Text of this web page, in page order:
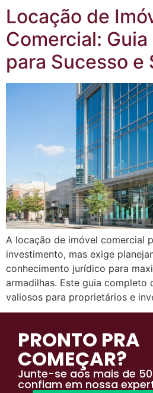
Locação de
Comercial:
para Sucesso e
A locação de imóvel comercial
investimento, mas exige
conhecimento jurídico para
armadilhas. Este guia completo
valiosos para proprietários e
PRONTO PRA
COMEÇAR?
Junte-se aos mais de
confiam em nossa